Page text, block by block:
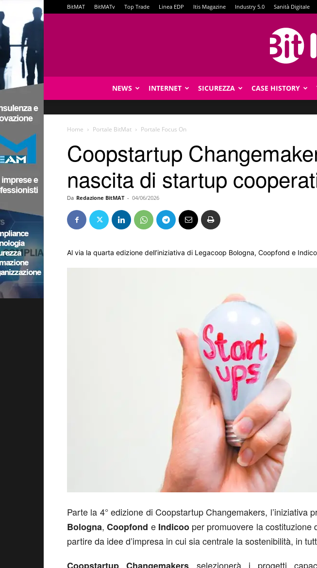
BitMAT BitMATv Top Trade Linea EDP Itis Magazine Industry 5.0 Sanità Digitale
NEWS INTERNET SICUREZZA CASE HISTORY
Home Portale BitMat Portale Focus On
Coopstartup
nascita di startup
Da Redazione BitMAT - 04/06/2026
Al via la quarta edizione dell’iniziativa di Legacoop Bologna, Coopfond e
Parte la 4° edizione di Coopstartup Changemakers, l’iniziativa
Bologna,Coopfond e Indicoo per promuovere la costituzione
partire da idee d’impresa in cui sia centrale la sostenibilità, in
selezionerà i progetti